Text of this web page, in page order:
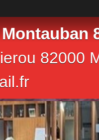
82000